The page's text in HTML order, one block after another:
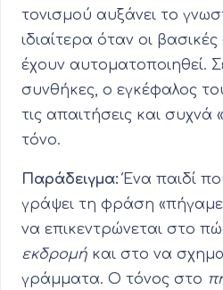
τονισμού αυξάνει το
ιδιαίτερα όταν οι βασικές
έχουν αυτοματοποιηθεί.
συνθήκες, ο εγκέφαλος
τις απαιτήσεις και συχνά
τόνο.
Παράδειγμα: Ένα παιδί
γράψει τη φράση
να επικεντρώνεται στο
εκδρομή και στο να
γράμματα. Ο τόνος στο